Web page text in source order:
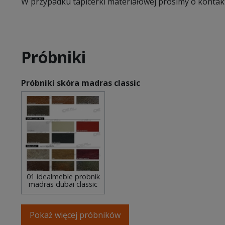
Próbniki
Próbniki skóra madras classic
01 idealmeble probnik
madras dubai classic
Pokaż więcej próbników